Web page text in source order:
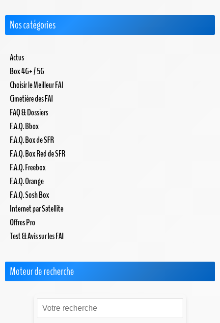
Nos catégories
Actus
Box 4G+ / 5G
Choisir le Meilleur FAI
Cimetière des FAI
FAQ & Dossiers
F.A.Q. Bbox
F.A.Q. Box de SFR
F.A.Q. Box Red de SFR
F.A.Q. Freebox
F.A.Q. Orange
F.A.Q. Sosh Box
Internet par Satellite
Offres Pro
Test & Avis sur les FAI
Moteur de recherche